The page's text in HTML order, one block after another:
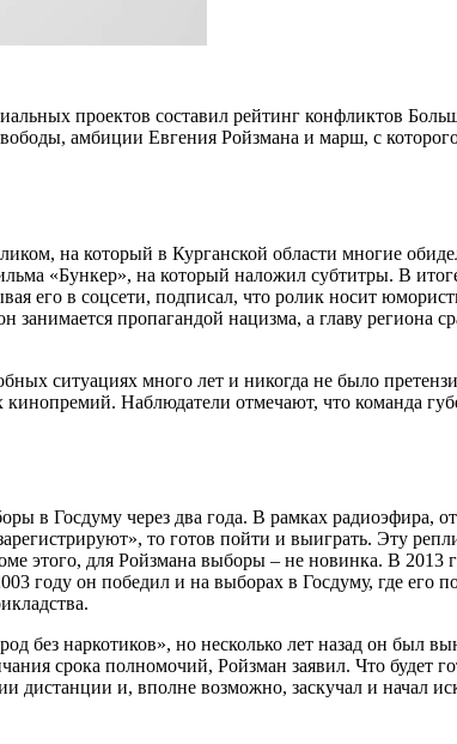
проектов составил рейтинг конфликтов
амбиции Евгения Ройзмана и марш, с
на который в Курганской области многие
«Бункер», на который наложил субтитры. В
его в соцсети, подписал, что ролик носит
пропагандой нацизма, а главу региона
ситуациях много лет и никогда не было
Наблюдатели отмечают, что команда
в Госдуму через два года. В рамках радиоэфира,
то готов пойти и выиграть. Эту
этого, для Ройзмана выборы – не новинка. В
году он победил и на выборах в Госдуму, где
без наркотиков», но несколько лет назад он был
срока полномочий, Ройзман заявил. Что будет
дистанции и, вполне возможно, заскучал и начал